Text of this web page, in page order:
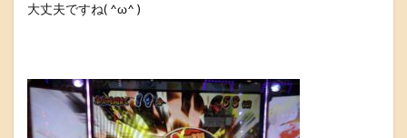
大丈夫ですね( ^ω^ )